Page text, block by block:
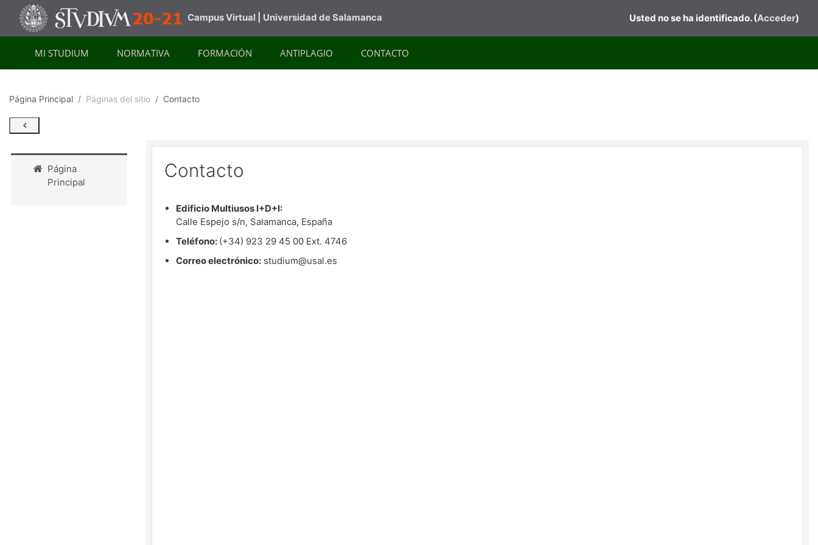
Salta al contenido principal
Campus Virtual | Universidad de Salamanca
Usted no se ha identificado. (Acceder)
MI STUDIUM NORMATIVA FORMACIÓN ANTIPLAGIO CONTACTO
Página Principal Páginas del sitio Contacto
Página
Principal
Contacto
Edificio Multiusos I+D+I:
Calle Espejo s/n, Salamanca, España
Teléfono: (+34) 923 29 45 00 Ext. 4746
Correo electrónico: studium@usal.es